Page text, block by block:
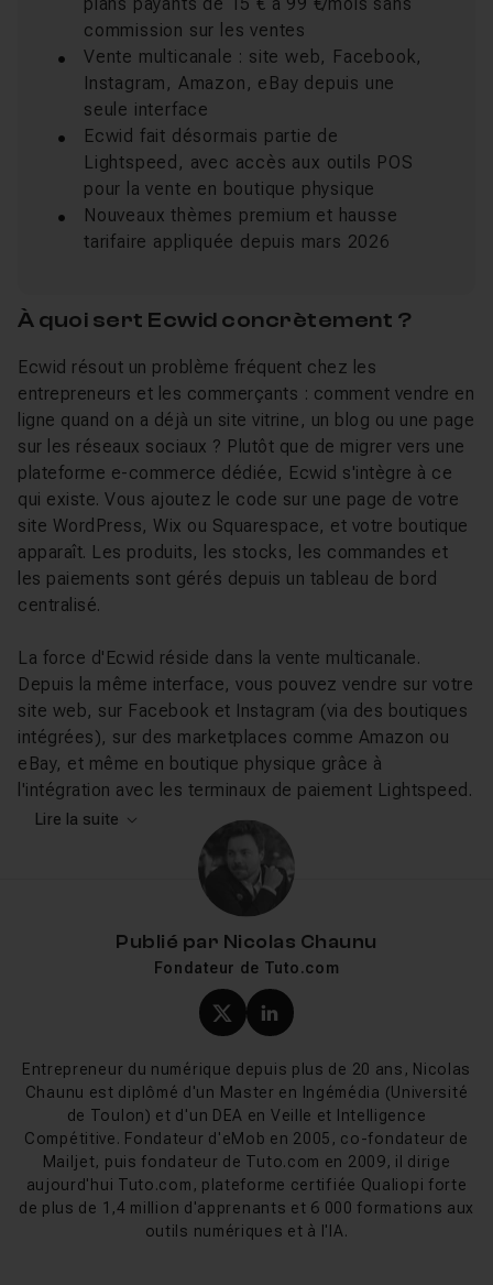
commission sur les ventes
Vente multicanale : site web, Facebook,
Instagram, Amazon, eBay depuis une
seule interface
Ecwid fait désormais partie de
Lightspeed, avec accès aux outils POS
pour la vente en boutique physique
Nouveaux thèmes premium et hausse
tarifaire appliquée depuis mars 2026
À quoi sert Ecwid concrètement ?
Ecwid résout un problème fréquent chez les
entrepreneurs et les commerçants : comment vendre en
ligne quand on a déjà un site vitrine, un blog ou une page
sur les réseaux sociaux ? Plutôt que de migrer vers une
plateforme e-commerce dédiée, Ecwid s'intègre à ce
qui existe. Vous ajoutez le code sur une page de votre
site WordPress, Wix ou Squarespace, et votre boutique
apparaît. Les produits, les stocks, les commandes et
les paiements sont gérés depuis un tableau de bord
centralisé.
La force d'Ecwid réside dans la vente multicanale.
Depuis la même interface, vous pouvez vendre sur votre
site web, sur Facebook et Instagram (via des boutiques
intégrées), sur des marketplaces comme Amazon ou
eBay, et même en boutique physique grâce à
l'intégration avec les terminaux de paiement Lightspeed.
Ecwid gère aussi les produits numériques (ebooks,
fichiers audio, cours en ligne), les abonnements
récurrents et les cartes cadeaux.
Les tutos Ecwid de Tuto.com vous accompagnent sur
les étapes clés : création de votre boutique,
paramétrage du catalogue produits, configuration des
moyens de paiement et des frais de livraison,
personnalisation du design et mise en place de la vente
sur les réseaux sociaux. Les cours sont pensés pour les
débutants qui n'ont aucune expérience en
développement web.
Nouveautés Ecwid 2026
Lire la suite
Publié par Nicolas Chaunu
Fondateur de Tuto.com
Profil X (twitter) de
Profil LinkedIn de
Entrepreneur du numérique depuis plus de 20 ans, Nicolas
Chaunu est diplômé d'un Master en Ingémédia (Université
de Toulon) et d'un DEA en Veille et Intelligence
Compétitive. Fondateur d'eMob en 2005, co-fondateur de
Mailjet, puis fondateur de Tuto.com en 2009, il dirige
aujourd'hui Tuto.com, plateforme certifiée Qualiopi forte
de plus de 1,4 million d'apprenants et 6 000 formations aux
outils numériques et à l'IA.